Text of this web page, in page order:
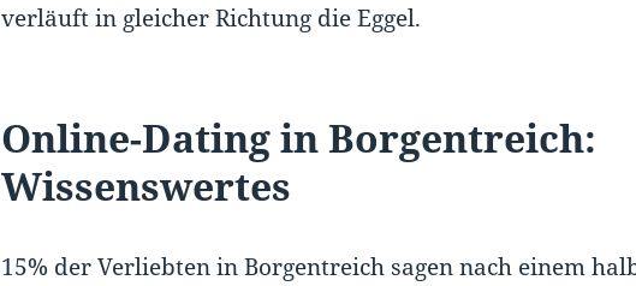
verläuft in gleicher Richtung die Eggel.
Online-Dating in Borgentreich:
Wissenswertes
15% der Verliebten in Borgentreich sagen nach einem